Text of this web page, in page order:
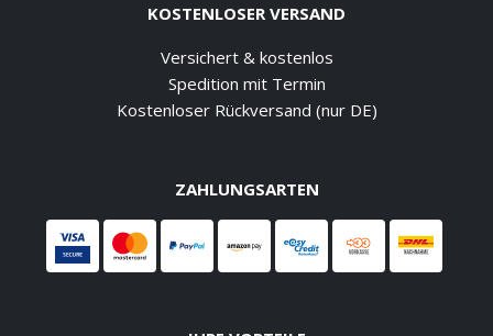
KOSTENLOSER VERSAND
Versichert & kostenlos
Spedition mit Termin
Kostenloser Rückversand (nur DE)
ZAHLUNGSARTEN